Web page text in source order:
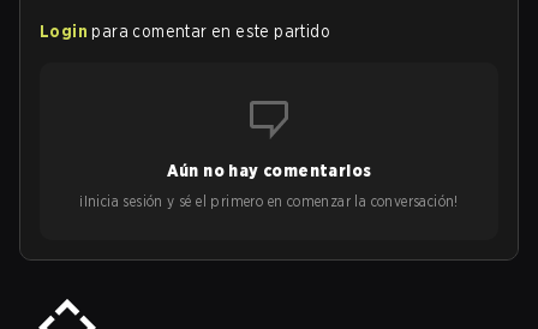
Login para comentar en este partido
Aún no hay comentarios
¡Inicia sesión y sé el primero en comenzar la conversación!